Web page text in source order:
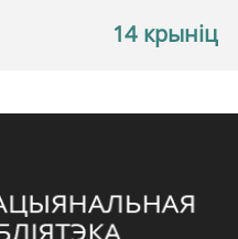
14 крыніц